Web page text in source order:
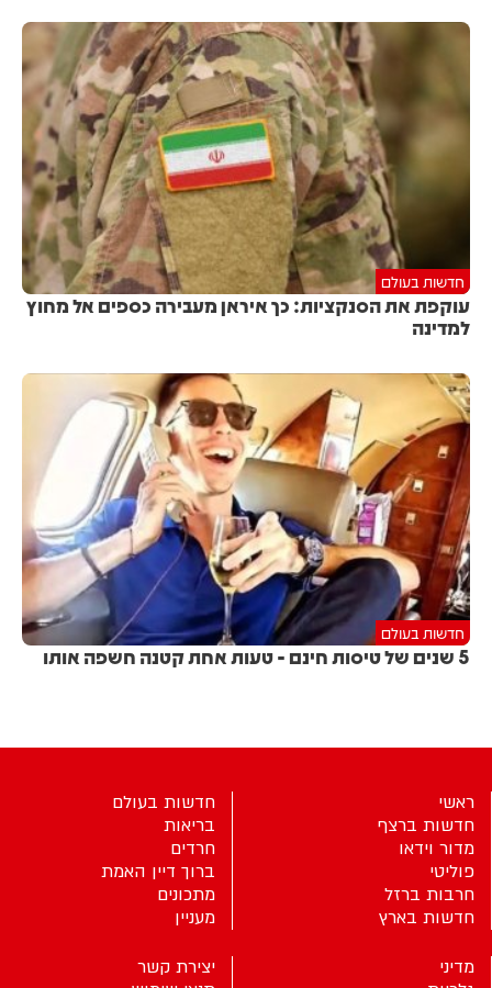
חדשות בעולם
עוקפת את הסנקציות: כך איראן מעבירה כספים אל מחוץ
למדינה
חדשות בעולם
5 שנים של טיסות חינם - טעות אחת קטנה חשפה אותו
ראשי
חדשות ברצף
מדור וידאו
פוליטי
חרבות ברזל
חדשות בארץ
חדשות בעולם
בריאות
חרדים
ברוך דיין האמת
מתכונים
מעניין
מדיני
יצירת קשר